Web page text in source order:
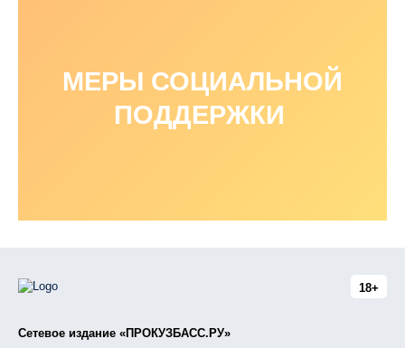
МЕРЫ СОЦИАЛЬНОЙ
ПОДДЕРЖКИ
18+
Сетевое издание «ПРОКУЗБАСС.РУ»